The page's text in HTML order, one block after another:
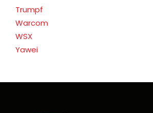
Trumpf
Warcom
WSX
Yawei